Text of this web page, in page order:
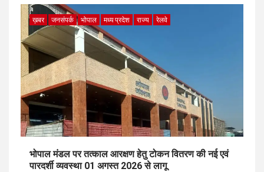
ख़बर जनसंपर्क भोपाल मध्य प्रदेश राज्य रेलवे
भोपाल मंडल पर तत्काल आरक्षण हेतु टोकन वितरण की नई एवं
पारदर्शी व्यवस्था 01 अगस्त 2026 से लागू